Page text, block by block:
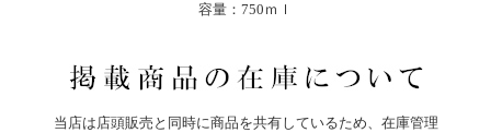
容量：750ｍｌ
当店は店頭販売と同時に商品を共有しているため、在庫管理